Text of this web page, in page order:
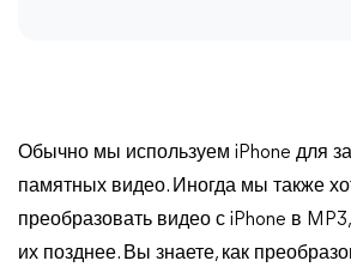
Обычно мы используем iPhone для
памятных видео. Иногда мы также
преобразовать видео с iPhone в
их позднее. Вы знаете, как